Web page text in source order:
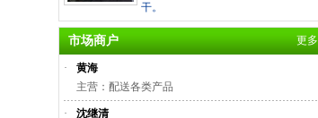
干。
市场商户 更多
·
黄海
主营：配送各类产品
·
沈继清